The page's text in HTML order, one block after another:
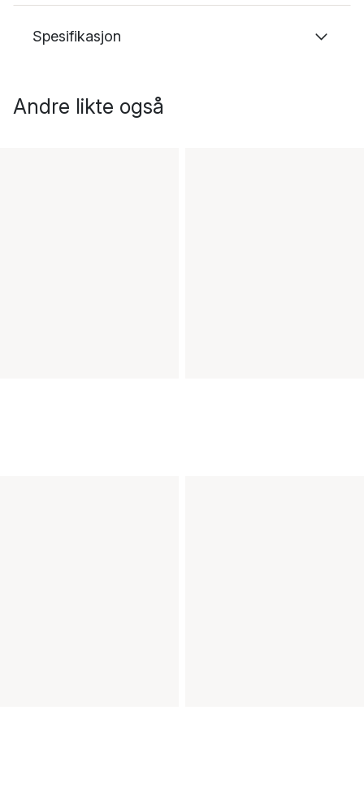
Spesifikasjon
Andre likte også